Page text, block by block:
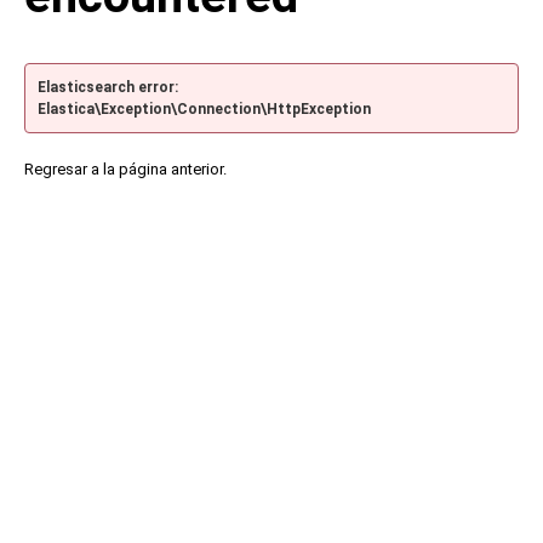
Elasticsearch error:
Elastica\Exception\Connection\HttpException
Regresar a la página anterior.